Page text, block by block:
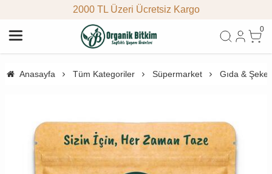
2000 TL Üzeri Ücretsiz Kargo
0
Anasayfa Tüm Kategoriler Süpermarket Gıda &